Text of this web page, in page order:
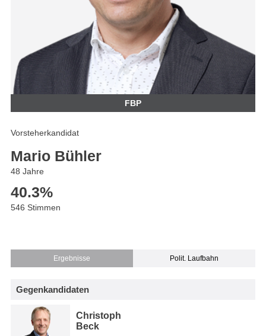
FBP
Vorsteherkandidat
Mario Bühler
48 Jahre
40.3%
546 Stimmen
Ergebnisse Polit. Laufbahn
Gegenkandidaten
Christoph
Beck